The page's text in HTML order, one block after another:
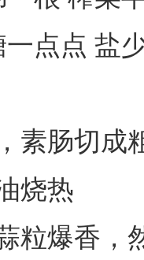
一点点 盐
素肠切成
烧热
粒爆香，